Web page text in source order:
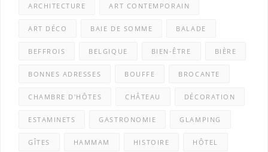
ARCHITECTURE ART CONTEMPORAIN
ART DÉCO BAIE DE SOMME BALADE
BEFFROIS BELGIQUE BIEN-ÊTRE BIÈRE
BONNES ADRESSES BOUFFE BROCANTE
CHAMBRE D'HÔTES CHÂTEAU DÉCORATION
ESTAMINETS GASTRONOMIE GLAMPING
GÎTES HAMMAM HISTOIRE HÔTEL